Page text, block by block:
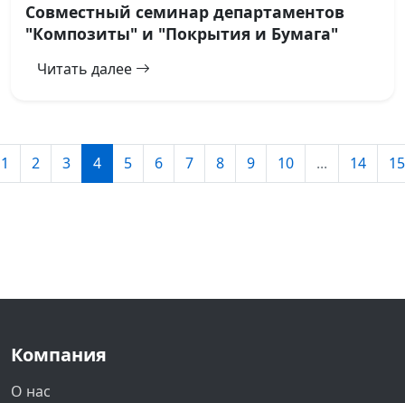
Совместный семинар департаментов
"Композиты" и "Покрытия и Бумага"
Читать далее
1 2 3 4 5 6 7 8 9 10 ... 14 15
Компания
О нас